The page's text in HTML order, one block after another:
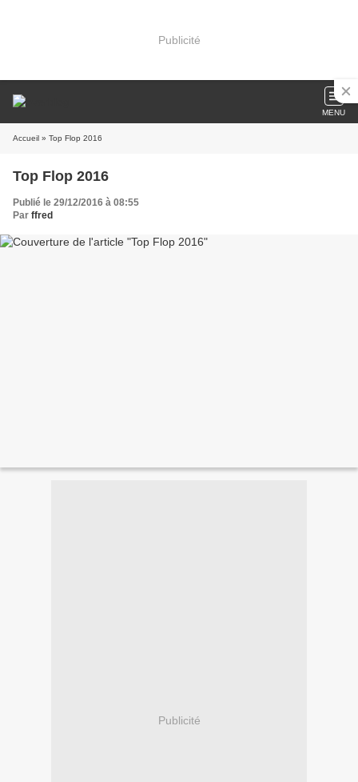
Publicité
MENU
Accueil » Top Flop 2016
Top Flop 2016
Publié le 29/12/2016 à 08:55
Par ffred
Publicité